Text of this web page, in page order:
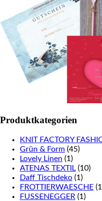
Produktkategorien
KNIT FACTORY
Grün & Form (45)
Lovely Linen (1)
ATENAS TEXTIL (10)
Daff Tischdeko (1)
FROTTIERWAESCHE
FUSSENEGGER (1)